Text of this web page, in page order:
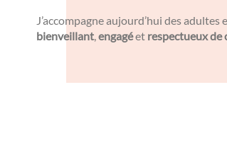
J’accompagne aujourd’hui des adultes
bienveillant,engagéet respectueux de